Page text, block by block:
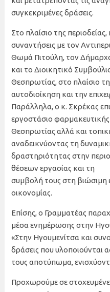
συγκεκριμένες δράσεις.
Στο πλαίσιο της
συναντήσεις με τον
Θωμά Πιτούλη, τον
και το Διοικητικό
Θεσπρωτίας, στο πλαίσιο
αυτοδιοίκηση και την
Παράλληλα, ο κ. Σκρέκας
εργοστάσιο
Θεσπρωτίας αλλά και
αναδεικνύοντας τη
δραστηριότητας στην
θέσεων εργασίας και τη
συμβολή τους στη βιώσιμη
οικονομίας.
Επίσης, ο Γραμματέας
μέσα ενημέρωσης στην
«Στην Ηγουμενίτσα και
δράσεις που υλοποιούνται
τους αποτύπωμα,
Προχωρούμε σε στοχευμένες